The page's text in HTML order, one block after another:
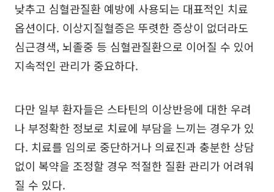
낮추고 심혈관질환 예방에 사용되는 대표적인 치료
옵션이다. 이상지질혈증은 뚜렷한 증상이 없더라도
심근경색, 뇌졸중 등 심혈관질환으로 이어질 수 있어
지속적인 관리가 중요하다.
다만 일부 환자들은 스타틴의 이상반응에 대한 우려
나 부정확한 정보로 치료에 부담을 느끼는 경우가 있
다. 치료를 임의로 중단하거나 의료진과 충분한 상담
없이 복약을 조정할 경우 적절한 질환 관리가 어려워
질 수 있다.